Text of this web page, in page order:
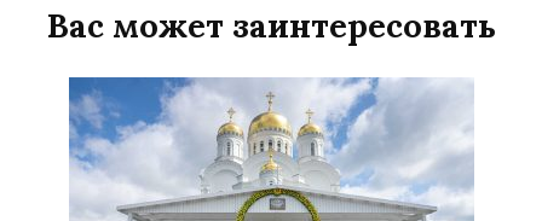
Вас может заинтересовать